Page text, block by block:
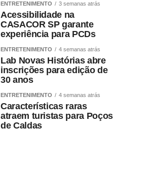
ENTRETENIMENTO 3 semanas atrás
Acessibilidade na
CASACOR SP garante
experiência para PCDs
ENTRETENIMENTO 4 semanas atrás
Lab Novas Histórias abre
inscrições para edição de
30 anos
ENTRETENIMENTO 4 semanas atrás
Características raras
atraem turistas para Poços
de Caldas